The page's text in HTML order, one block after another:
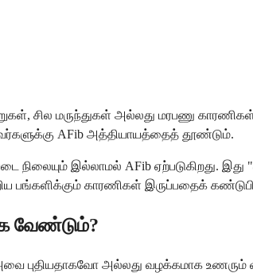
சில மருந்துகள் அல்லது மரபணு
AFib அத்தியாயத்தைத் தூண்டும்.
இல்லாமல் AFib ஏற்படுகிறது. இது
பங்களிக்கும் காரணிகள் இருப்பதைக்
வேண்டும்?
புதியதாகவோ அல்லது வழக்கமாக உணரும்